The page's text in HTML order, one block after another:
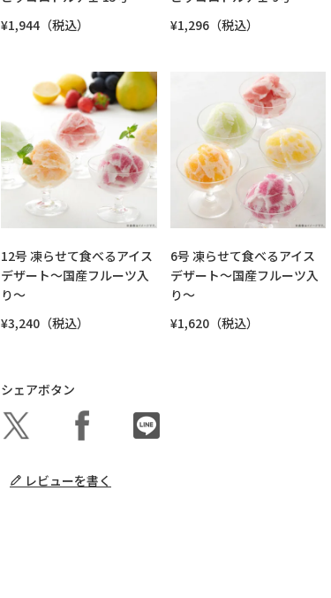
¥1,944（税込）
¥1,296（税込）
12号 凍らせて食べるアイス
デザート～国産フルーツ入
り～
¥3,240（税込）
6号 凍らせて食べるアイス
デザート～国産フルーツ入
り～
¥1,620（税込）
シェアボタン
レビューを書く